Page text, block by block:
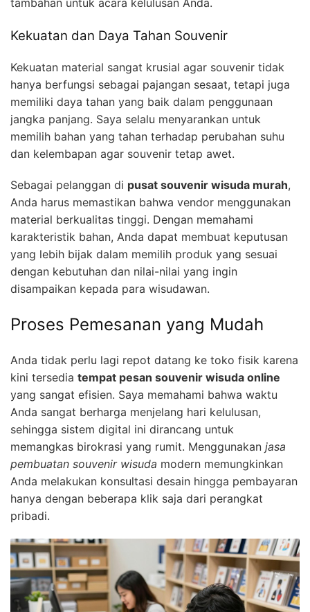
tambahan untuk acara kelulusan Anda.
Kekuatan dan Daya Tahan Souvenir
Kekuatan material sangat krusial agar souvenir tidak
hanya berfungsi sebagai pajangan sesaat, tetapi juga
memiliki daya tahan yang baik dalam penggunaan
jangka panjang. Saya selalu menyarankan untuk
memilih bahan yang tahan terhadap perubahan suhu
dan kelembapan agar souvenir tetap awet.
Sebagai pelanggan di pusat souvenir wisuda murah,
Anda harus memastikan bahwa vendor menggunakan
material berkualitas tinggi. Dengan memahami
karakteristik bahan, Anda dapat membuat keputusan
yang lebih bijak dalam memilih produk yang sesuai
dengan kebutuhan dan nilai-nilai yang ingin
disampaikan kepada para wisudawan.
Proses Pemesanan yang Mudah
Anda tidak perlu lagi repot datang ke toko fisik karena
kini tersedia tempat pesan souvenir wisuda online
yang sangat efisien. Saya memahami bahwa waktu
Anda sangat berharga menjelang hari kelulusan,
sehingga sistem digital ini dirancang untuk
memangkas birokrasi yang rumit. Menggunakan jasa
pembuatan souvenir wisuda modern memungkinkan
Anda melakukan konsultasi desain hingga pembayaran
hanya dengan beberapa klik saja dari perangkat
pribadi.